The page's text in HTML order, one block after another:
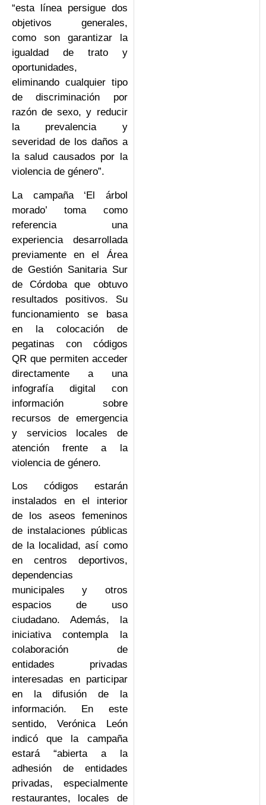
“esta línea persigue dos
objetivos generales,
como son garantizar la
igualdad de trato y
oportunidades,
eliminando cualquier tipo
de discriminación por
razón de sexo, y reducir
la prevalencia y
severidad de los daños a
la salud causados por la
violencia de género”.
La campaña ‘El árbol
morado’ toma como
referencia una
experiencia desarrollada
previamente en el Área
de Gestión Sanitaria Sur
de Córdoba que obtuvo
resultados positivos. Su
funcionamiento se basa
en la colocación de
pegatinas con códigos
QR que permiten acceder
directamente a una
infografía digital con
información sobre
recursos de emergencia
y servicios locales de
atención frente a la
violencia de género.
Los códigos estarán
instalados en el interior
de los aseos femeninos
de instalaciones públicas
de la localidad, así como
en centros deportivos,
dependencias
municipales y otros
espacios de uso
ciudadano. Además, la
iniciativa contempla la
colaboración de
entidades privadas
interesadas en participar
en la difusión de la
información. En este
sentido, Verónica León
indicó que la campaña
estará “abierta a la
adhesión de entidades
privadas, especialmente
restaurantes, locales de